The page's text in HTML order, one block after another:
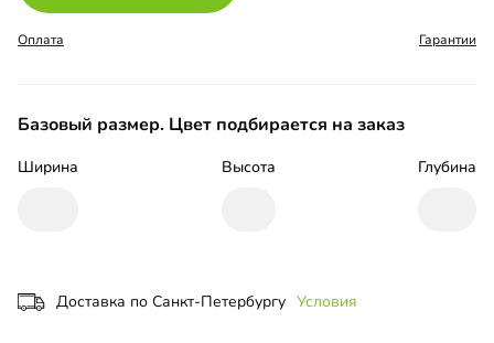
Оплата Гарантии
Базовый размер. Цвет подбирается на заказ
Ширина Высота Глубина
Доставка по Санкт-Петербургу Условия